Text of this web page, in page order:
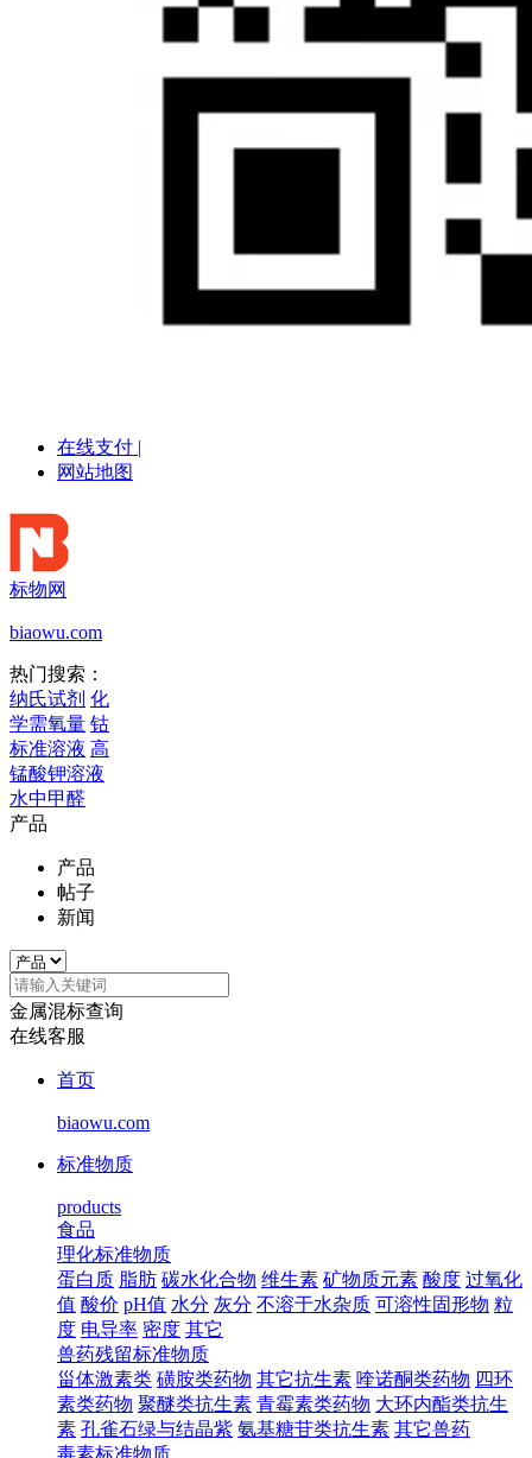
在线支付 |
网站地图
标物网
biaowu.com
热门搜索：
纳氏试剂 化
学需氧量 钴
标准溶液 高
锰酸钾溶液
水中甲醛
产品
产品
帖子
新闻
金属混标查询
在线客服
首页
biaowu.com
标准物质
products
食品
理化标准物质
蛋白质 脂肪 碳水化合物 维生素 矿物质元素 酸度 过氧化
值 酸价 pH值 水分 灰分 不溶于水杂质 可溶性固形物 粒
度 电导率 密度 其它
兽药残留标准物质
甾体激素类 磺胺类药物 其它抗生素 喹诺酮类药物 四环
素类药物 聚醚类抗生素 青霉素类药物 大环内酯类抗生
素 孔雀石绿与结晶紫 氨基糖苷类抗生素 其它兽药
毒素标准物质